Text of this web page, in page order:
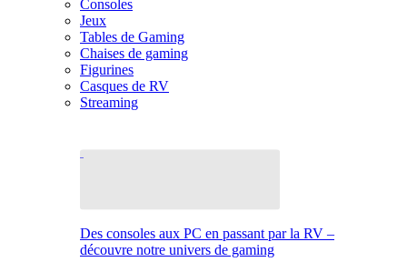
Consoles
Jeux
Tables de Gaming
Chaises de gaming
Figurines
Casques de RV
Streaming
Des consoles aux PC en passant par la RV –
découvre notre univers de gaming